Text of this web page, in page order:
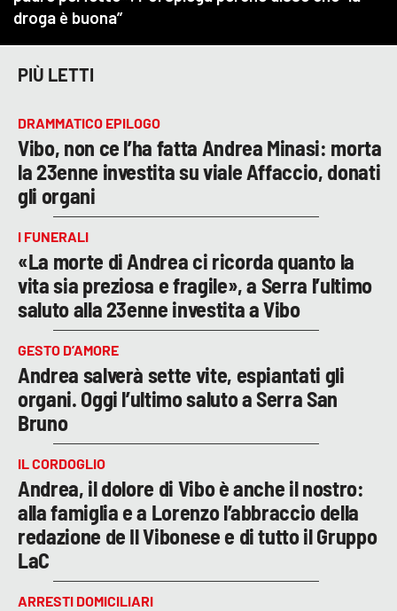
PIÙ LETTI
DRAMMATICO EPILOGO
Vibo, non ce l’ha fatta Andrea Minasi: morta
la 23enne investita su viale Affaccio, donati
gli organi
I FUNERALI
«La morte di Andrea ci ricorda quanto la
vita sia preziosa e fragile», a Serra l’ultimo
saluto alla 23enne investita a Vibo
GESTO D’AMORE
Andrea salverà sette vite, espiantati gli
organi. Oggi l’ultimo saluto a Serra San
Bruno
IL CORDOGLIO
Andrea, il dolore di Vibo è anche il nostro:
alla famiglia e a Lorenzo l’abbraccio della
redazione de Il Vibonese e di tutto il Gruppo
LaC
ARRESTI DOMICILIARI